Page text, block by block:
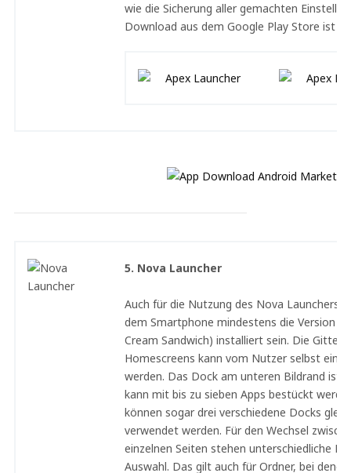
wie die Sicherung aller gemachten
Download aus dem Google Play Store ist
5. Nova Launcher
Auch für die Nutzung des Nova Launchers
dem Smartphone mindestens die Version
Cream Sandwich) installiert sein. Die
Homescreens kann vom Nutzer selbst
werden. Das Dock am unteren Bildrand ist
kann mit bis zu sieben Apps bestückt
können sogar drei verschiedene Docks
verwendet werden. Für den Wechsel
einzelnen Seiten stehen unterschiedliche
Auswahl. Das gilt auch für Ordner, bei